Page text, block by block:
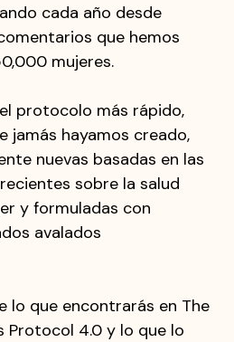
cada año desde
que hemos
mujeres.
protocolo más rápido,
jamás hayamos creado,
nuevas basadas en las
sobre la salud
y formuladas con
avalados
lo que encontrarás en The
Protocol 4.0 y lo que lo